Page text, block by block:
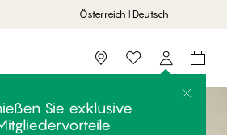
Österreich | Deutsch
Storefinder
Sie exklusive